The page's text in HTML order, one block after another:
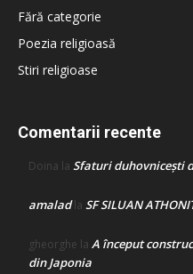
Fără categorie
Poezia religioasă
Stiri religioase
Comentarii recente
Doina la Sfaturi duhovnicești
amaladla SF SILUAN
gheorghe la A început
din Japonia